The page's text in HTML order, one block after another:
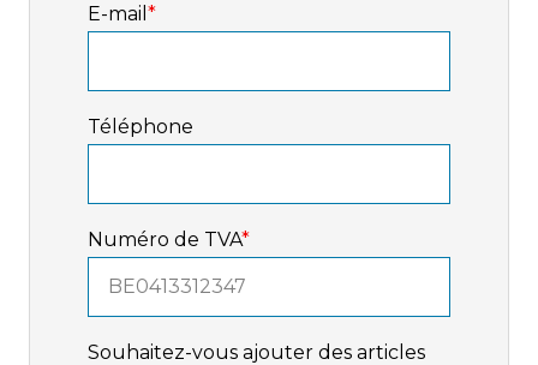
E-mail *
Téléphone
Numéro de TVA*
Souhaitez-vous ajouter des articles